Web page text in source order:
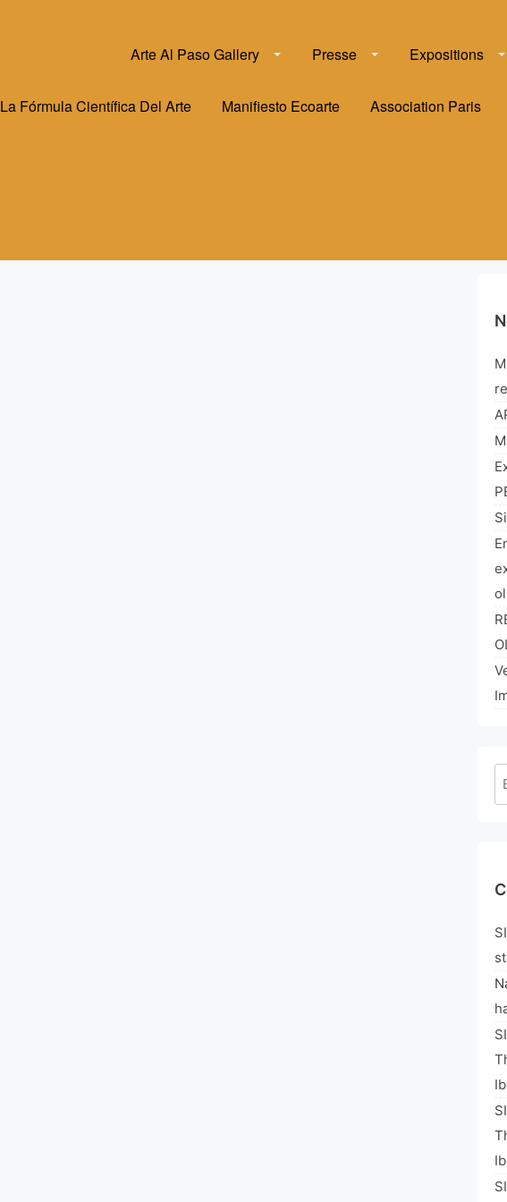
Arte Al Paso Gallery Presse Expositions
La Fórmula Científica Del Arte Manifiesto Ecoarte Association Paris